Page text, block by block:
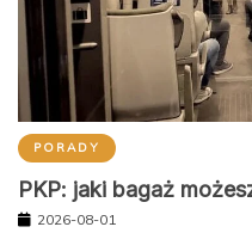
PORADY
PKP: jaki bagaż
2026-08-01